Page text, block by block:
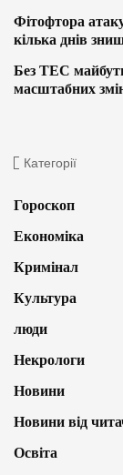
Фітофтора
кілька днів
Без ТЕС
масштабних
Категорії
Гороскоп
Економіка
Кримінал
Культура
люди
Некрологи
Новини
Новини від
Освіта